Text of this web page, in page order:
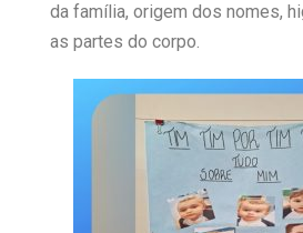
da família, origem dos nomes,
as partes do corpo.